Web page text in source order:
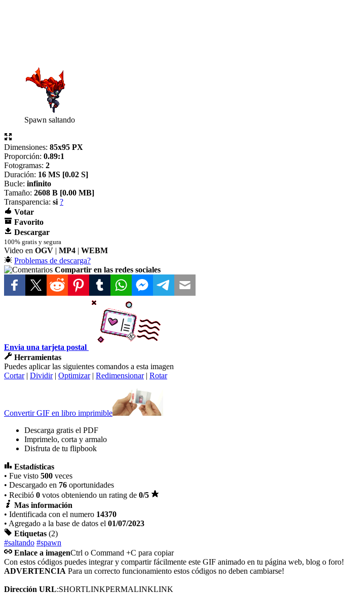
Spawn saltando
Dimensiones: 85x95 PX
Proporción: 0.89:1
Fotogramas: 2
Duración: 16 MS [0.02 S]
Bucle: infinito
Tamaño: 2608 B [0.00 MB]
Transparencia: si ?
Votar
Favorito
Descargar
100% gratis y segura
Video en OGV | MP4 | WEBM
Problemas de descarga?
Compartir en las redes sociales
Envia una tarjeta postal
Herramientas
Puedes aplicar las siguientes comandos a esta imagen
Cortar| Dividir| Optimizar| Redimensionar| Rotar
Convertir GIF en libro imprimible
Descarga gratis el PDF
Imprimelo, corta y armalo
Disfruta de tu flipbook
Estadísticas
• Fue visto 500 veces
• Descargado en 76 oportunidades
• Recibió 0 votos obteniendo un rating de 0/5
Mas información
• Identificada con el numero 14370
• Agregado a la base de datos el 01/07/2023
Etiquetas (2)
#saltando #spawn
Enlace a imagenCtrl o Command +C para copiar
Con estos códigos puedes integrar y compartir fácilmente este GIF animado en tu página web, blog o foro!
ADVERTENCIA Para un correcto funcionamiento estos códigos no deben cambiarse!
Dirección URL:SHORTLINKPERMALINKLINK